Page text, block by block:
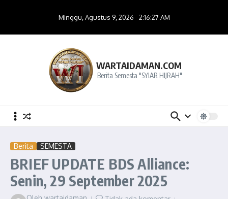
Minggu, Agustus 9, 2026 2:16:28 AM
WARTAIDAMAN.COM
Berita Semesta "SYIAR HIJRAH"
Berita SEMESTA
BRIEF UPDATE BDS Alliance:
Senin, 29 September 2025